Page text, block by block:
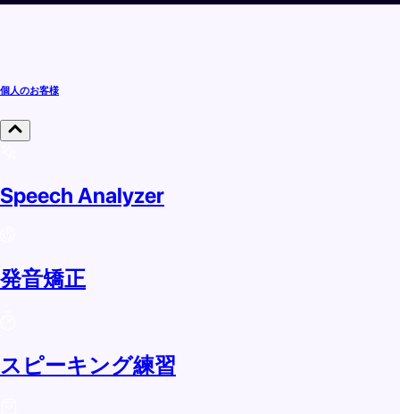
個人のお客様
Speech Analyzer
発音矯正
スピーキング練習